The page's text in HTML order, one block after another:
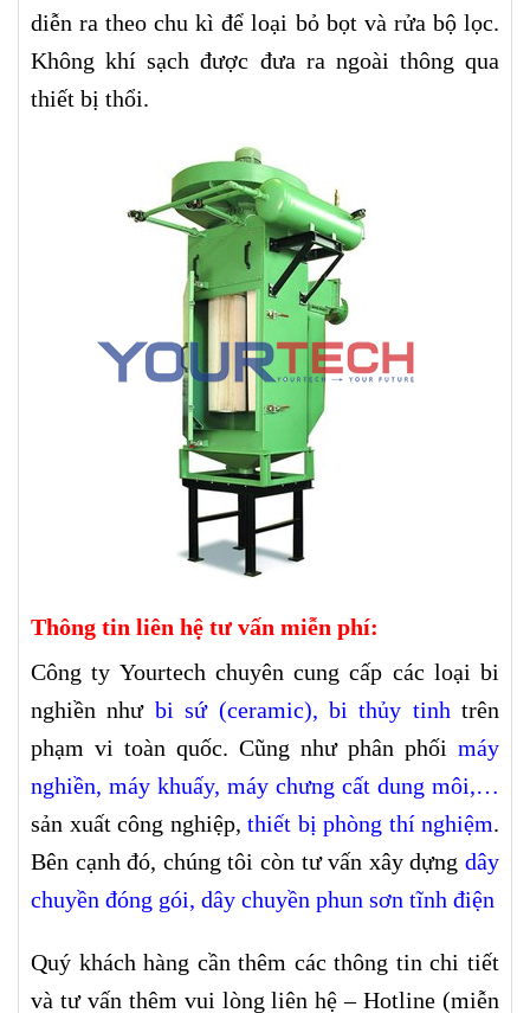
diễn ra theo chu kì để loại bỏ bọt và rửa bộ lọc.
Không khí sạch được đưa ra ngoài thông qua
thiết bị thổi.
Thông tin liên hệ tư vấn miễn phí:
Công ty Yourtech chuyên cung cấp các loại bi
nghiền như bi sứ (ceramic), bi thủy tinh trên
phạm vi toàn quốc. Cũng như phân phối máy
nghiền, máy khuấy, máy chưng cất dung môi,…
sản xuất công nghiệp, thiết bị phòng thí nghiệm.
Bên cạnh đó, chúng tôi còn tư vấn xây dựng dây
chuyền đóng gói, dây chuyền phun sơn tĩnh điện
Quý khách hàng cần thêm các thông tin chi tiết
và tư vấn thêm vui lòng liên hệ – Hotline (miễn